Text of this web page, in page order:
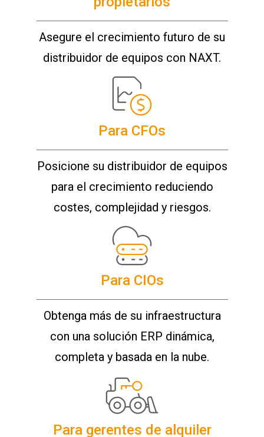
Asegure el crecimiento futuro de su
distribuidor de equipos con NAXT.
Para CFOs
Posicione su distribuidor de equipos
para el crecimiento reduciendo
costes, complejidad y riesgos.
Para CIOs
Obtenga más de su infraestructura
con una solución ERP dinámica,
completa y basada en la nube.
Para gerentes de alquiler